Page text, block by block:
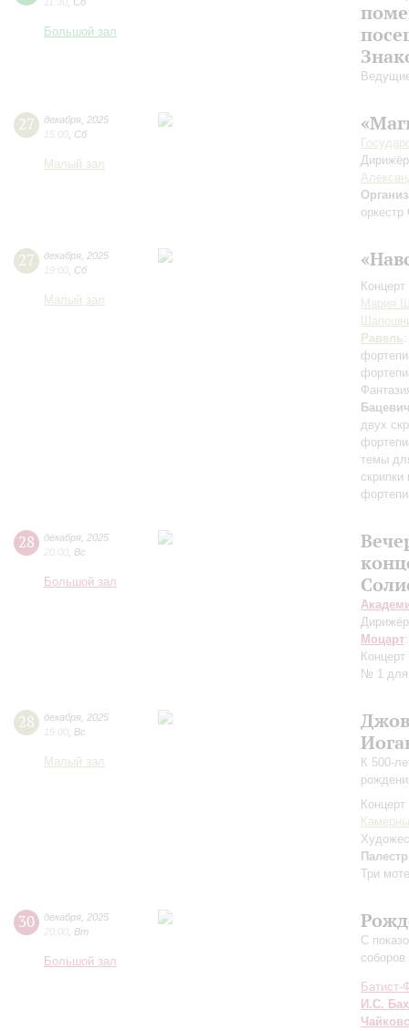
Большой зал
27 декабря 2025
15:00 Сб
Малый зал
оркестр
27 декабря 2025
19:00 Сб
Малый зал
Мария
Равель
двух
темы
28 декабря 2025
20:00 Вс
Большой зал
Моцарт
№ 1 для
28 декабря 2025
19:00 Вс
Малый зал
К 500-
Три
30 декабря 2025
20:00 Вт
Большой зал
С
соборов
И.С. Бах